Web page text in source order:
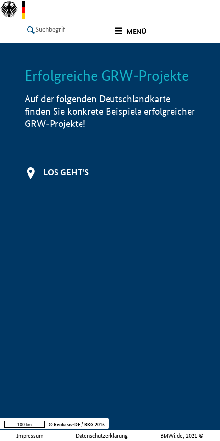
MENÜ
LISTE Info
Erfolgreiche GRW-Projekte
Auf der folgenden Deutschlandkarte
finden Sie konkrete Beispiele erfolgreicher
GRW-Projekte!
LOS GEHT'S
Impressum Datenschutzerklärung BMWi.de, 2021 ©
100 km © Geobasis-DE / BKG 2015